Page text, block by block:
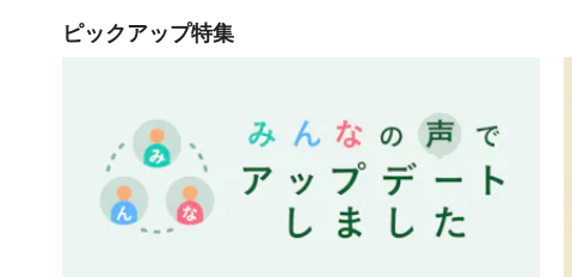
ピックアップ特集